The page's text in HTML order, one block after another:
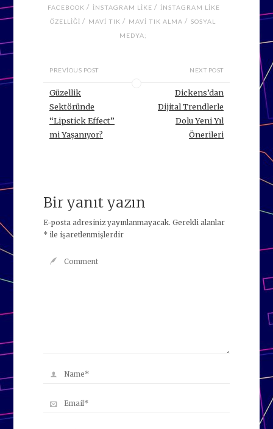
FACEBOOK / INSTAGRAM LIKE / INSTAGRAM LIKE
ÖZELLIĞI / MAVI TIK / MAVI TIK ALMA / SOSYAL
MEDYA;
PREVIOUS POST
Güzellik
Sektöründe
“Lipstick Effect”
mi Yaşanıyor?
NEXT POST
Dickens’dan
Dijital Trendlerle
Dolu Yeni Yıl
Önerileri
Bir yanıt yazın
E-posta adresiniz yayınlanmayacak. Gerekli alanlar
*ile işaretlenmişlerdir